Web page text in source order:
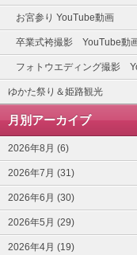
お宮参り YouTube動画
卒業式袴撮影 YouTube動
フォトウエディング撮影
ゆかた祭り＆姫路観光
月別アーカイブ
2026年8月 (6)
2026年7月 (31)
2026年6月 (30)
2026年5月 (29)
2026年4月 (19)